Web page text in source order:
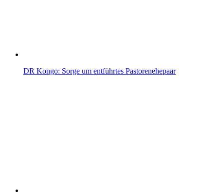
DR Kongo: Sorge um entführtes Pastorenehepaar